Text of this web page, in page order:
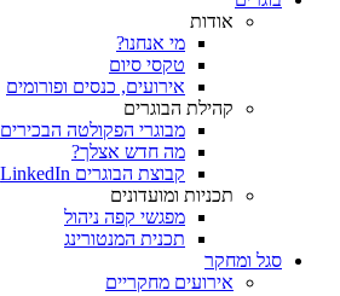
אודות
מי אנחנו?
טקסי סיום
אירועים, כנסים ופורומים
קהילת הבוגרים
מבוגרי הפקולטה הבכירים
מה חדש אצלך?
קבוצת הבוגרים LinkedIn
תכניות ומועדונים
מפגשי קפה ניהול
תכנית המנטורינג
סגל ומחקר
אירועים מחקריים